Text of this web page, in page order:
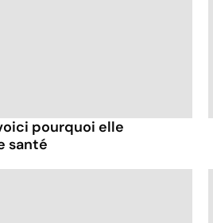
pourquoi elle
santé